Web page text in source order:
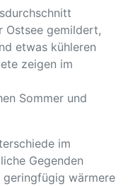
Ostsee gemildert,
etwas kühleren
zeigen im
Sommer und
im
Gegenden
geringfügig wärmere